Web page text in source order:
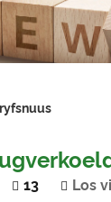
13 Los